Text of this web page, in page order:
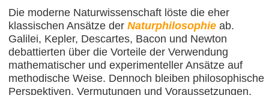
Die moderne Naturwissenschaft löste die eher
klassischen Ansätze der Naturphilosophieab.
Galilei, Kepler, Descartes, Bacon und Newton
debattierten über die Vorteile der Verwendung
mathematischer und experimenteller Ansätze auf
methodische Weise. Dennoch bleiben philosophische
Perspektiven, Vermutungen und Voraussetzungen,